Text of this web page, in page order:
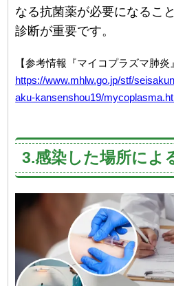
なる抗菌薬が必要になるこ
診断が重要です。
【参考情報『マイコプラズマ肺
https://www.mhlw.go.jp/stf/
aku-kansenshou19/
3.感染した場所によ